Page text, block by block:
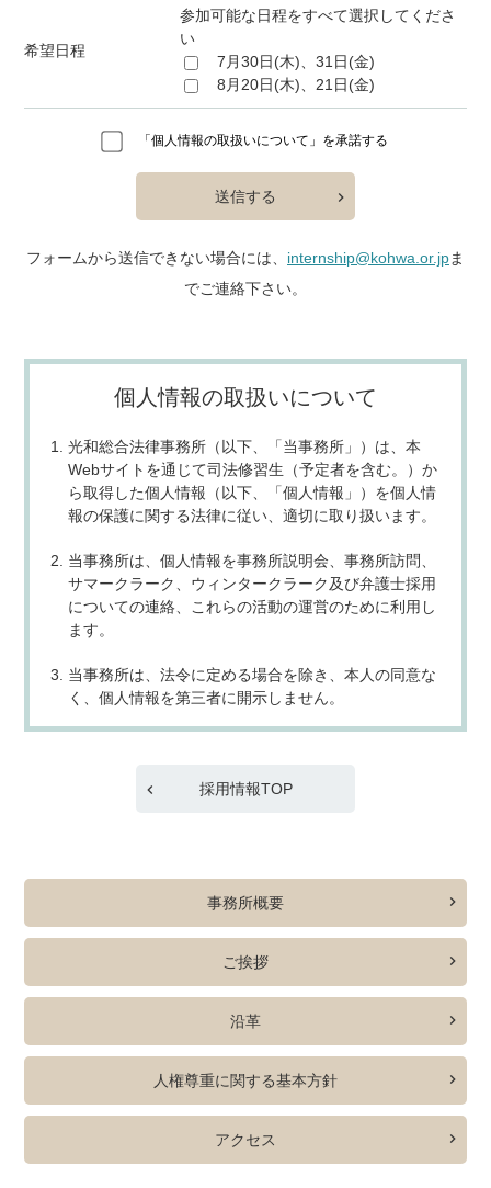
希望日程
参加可能な日程をすべて選択してくださ
い
7月30日(木)、31日(金)
8月20日(木)、21日(金)
「個人情報の取扱いについて」を承諾する
送信する
フォームから送信できない場合には、 internship@kohwa.or.jpま
でご連絡下さい。
個人情報の取扱いについて
光和総合法律事務所（以下、「当事務所」）は、本
Webサイトを通じて司法修習生（予定者を含む。）か
ら取得した個人情報（以下、「個人情報」）を個人情
報の保護に関する法律に従い、適切に取り扱います。
当事務所は、個人情報を事務所説明会、事務所訪問、
サマークラーク、ウィンタークラーク及び弁護士採用
についての連絡、これらの活動の運営のために利用し
ます。
当事務所は、法令に定める場合を除き、本人の同意な
く、個人情報を第三者に開示しません。
採用情報TOP
事務所概要
ご挨拶
沿革
人権尊重に関する基本方針
アクセス